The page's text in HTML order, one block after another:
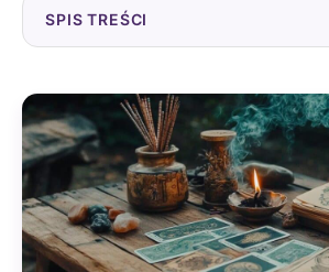
SPIS TREŚCI